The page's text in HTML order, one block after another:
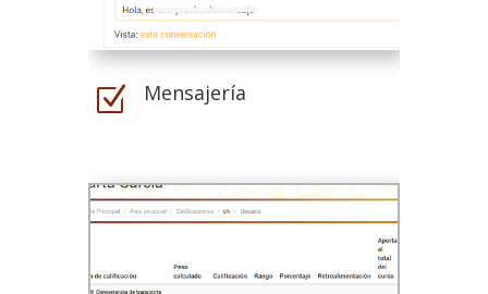
Z Mensajería